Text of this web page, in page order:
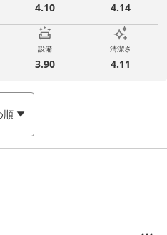
4.10 4.14
設備
3.90
清潔さ
4.11
順